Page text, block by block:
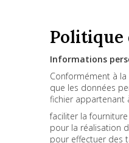
Politique
Informations
Conformément à
que les données
fichier appartenant
faciliter la
pour la réalisation
pour effectuer des